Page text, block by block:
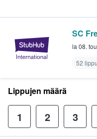
SC
la 08.
52
Lippujen määrä
1 2 3